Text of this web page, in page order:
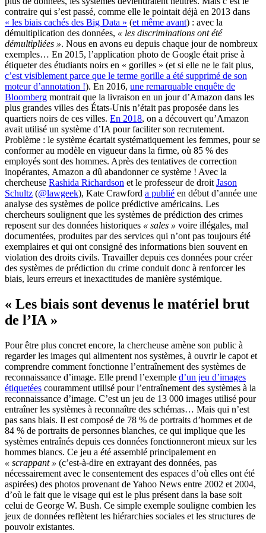
contraire qui s’est passé, comme elle le pointait déjà en 2013 dans
« les biais cachés des Big Data » (et même avant) : avec la
démultiplication des données, « les discriminations ont été
démultipliées ». Nous en avons eu depuis chaque jour de nombreux
exemples… En 2015, l’application photo de Google était prise à
étiqueter des étudiants noirs en « gorilles » (et si elle ne le fait plus,
c’est visiblement parce que le terme gorille a été supprimé de son
moteur d’annotation !). En 2016, une remarquable enquête de
Bloomberg montrait que la livraison en un jour d’Amazon dans les
plus grandes villes des États-Unis n’était pas proposée dans les
quartiers noirs de ces villes. En 2018, on a découvert qu’Amazon
avait utilisé un système d’IA pour faciliter son recrutement.
Problème : le système écartait systématiquement les femmes, pour se
conformer au modèle en vigueur dans la firme, où 85 % des
employés sont des hommes. Après des tentatives de correction
inopérantes, Amazon a dû abandonner ce système ! Avec la
chercheuse Rashida Richardson et le professeur de droitJason
Schultz (@lawgeek), Kate Crawford a publié en début d’année une
analyse des systèmes de police prédictive américains. Les
chercheurs soulignent que les systèmes de prédiction des crimes
reposent sur des données historiques « sales » voire illégales, mal
documentées, produites par des services qui n’ont pas toujours été
exemplaires et qui ont consigné des informations bien souvent en
violation des droits civils. Travailler depuis ces données pour créer
des systèmes de prédiction du crime conduit donc à renforcer les
biais, leurs erreurs et inexactitudes de manière systémique.
« Les biais sont devenus le matériel brut
de l’IA »
Pour être plus concret encore, la chercheuse amène son public à
regarder les images qui alimentent nos systèmes, à ouvrir le capot et
comprendre comment fonctionne l’entraînement des systèmes de
reconnaissance d’image. Elle prend l’exemple d’un jeu d’images
étiquetées couramment utilisé pour l’entraînement des systèmes à la
reconnaissance d’image. C’est un jeu de 13 000 images utilisé pour
entraîner les systèmes à reconnaître des schémas… Mais qui n’est
pas sans biais. Il est composé de 78 % de portraits d’hommes et de
84 % de portraits de personnes blanches, ce qui implique que les
systèmes entraînés depuis ces données fonctionneront mieux sur les
hommes blancs. Ce jeu a été assemblé principalement en
« scrappant » (c’est-à-dire en extrayant des données, pas
nécessairement avec le consentement des espaces d’où elles ont été
aspirées) des photos provenant de Yahoo News entre 2002 et 2004,
d’où le fait que le visage qui est le plus présent dans la base soit
celui de George W. Bush. Ce simple exemple souligne combien les
jeux de données reflètent les hiérarchies sociales et les structures de
pouvoir existantes.